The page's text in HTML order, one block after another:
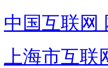
中国互联网
上海市互联